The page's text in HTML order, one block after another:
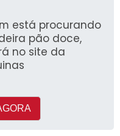
está procurando
pão doce,
no site da